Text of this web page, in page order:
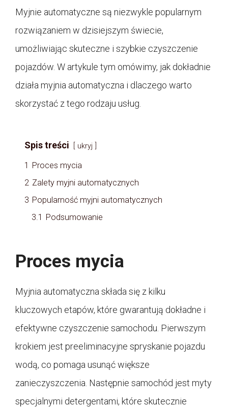
Myjnie automatyczne są niezwykle popularnym
rozwiązaniem w dzisiejszym świecie,
umożliwiając skuteczne i szybkie czyszczenie
pojazdów. W artykule tym omówimy, jak dokładnie
działa myjnia automatyczna i dlaczego warto
skorzystać z tego rodzaju usług.
Spis treści ukryj
1 Proces mycia
2 Zalety myjni automatycznych
3 Popularność myjni automatycznych
3.1 Podsumowanie
Proces mycia
Myjnia automatyczna składa się z kilku
kluczowych etapów, które gwarantują dokładne i
efektywne czyszczenie samochodu. Pierwszym
krokiem jest preeliminacyjne spryskanie pojazdu
wodą, co pomaga usunąć większe
zanieczyszczenia. Następnie samochód jest myty
specjalnymi detergentami, które skutecznie